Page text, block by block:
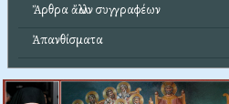
Ἄρθρα ἄλλων συγγραφέων
Ἀπανθίσματα